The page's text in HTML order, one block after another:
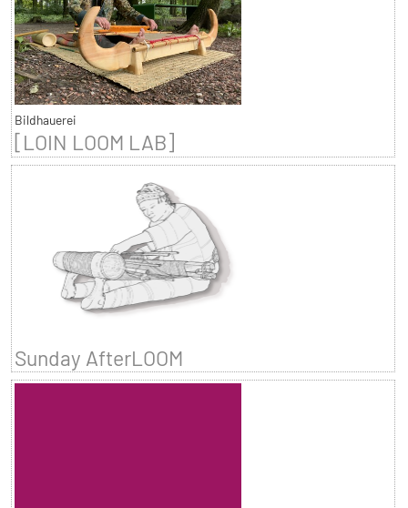
Bildhauerei
[LOIN LOOM LAB]
Sunday AfterLOOM